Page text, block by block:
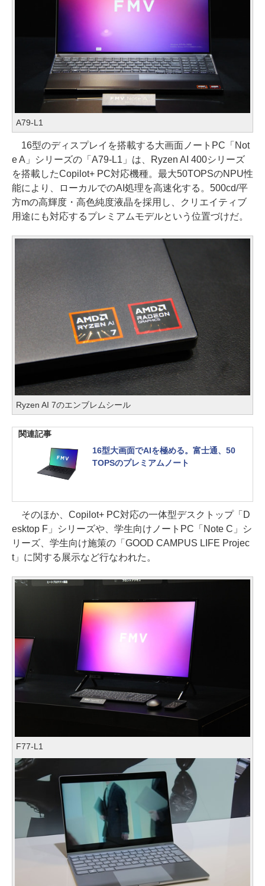
A79-L1
16型のディスプレイを搭載する大画面ノートPC「Not
e A」シリーズの「A79-L1」は、Ryzen AI 400シリーズ
を搭載したCopilot+ PC対応機種。最大50TOPSのNPU性
能により、ローカルでのAI処理を高速化する。500cd/平
方mの高輝度・高色純度液晶を採用し、クリエイティブ
用途にも対応するプレミアムモデルという位置づけだ。
Ryzen AI 7のエンブレムシール
関連記事
16型大画面でAIを極める。富士通、50
TOPSのプレミアムノート
そのほか、Copilot+ PC対応の一体型デスクトップ「D
esktop F」シリーズや、学生向けノートPC「Note C」シ
リーズ、学生向け施策の「GOOD CAMPUS LIFE Projec
t」に関する展示など行なわれた。
F77-L1